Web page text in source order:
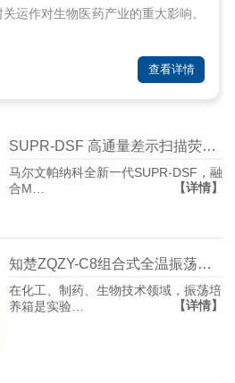
运作对生物医药产业的重大影响。
查看详情
SUPR-DSF 高通量差示扫描荧光仪，重新定义蛋白质稳定性筛选
马尔文帕纳科全新一代SUPR-DSF，融
合M…
【详情】
知楚ZQZY-C8组合式全温振荡培养箱参数详解：三层叠加如何实现±0.1℃精准控温？
在化工、制药、生物技术领域，振荡培
养箱是实验…
【详情】